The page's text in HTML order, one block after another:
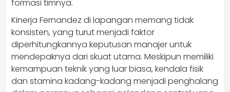
formasi timnya.
Kinerja Fernandez di lapangan memang tidak
konsisten, yang turut menjadi faktor
diperhitungkannya keputusan manajer untuk
mendepaknya dari skuat utama. Meskipun memiliki
kemampuan teknik yang luar biasa, kendala fisik
dan stamina kadang-kadang menjadi penghalang